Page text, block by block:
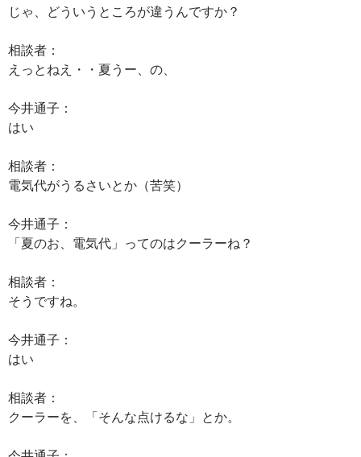
じゃ、どういうところが違うんですか？
相談者：
えっとねえ・・夏うー、の、
今井通子：
はい
相談者：
電気代がうるさいとか（苦笑）
今井通子：
「夏のお、電気代」ってのはクーラーね？
相談者：
そうですね。
今井通子：
はい
相談者：
クーラーを、「そんな点けるな」とか。